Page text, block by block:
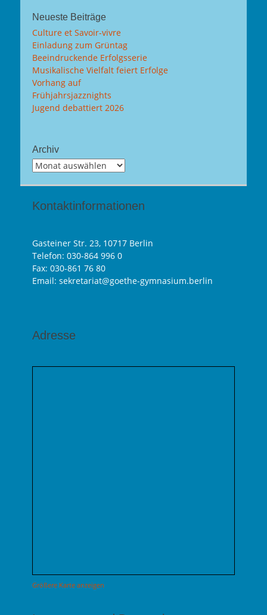
Neueste Beiträge
Culture et Savoir-vivre
Einladung zum Grüntag
Beeindruckende Erfolgsserie
Musikalische Vielfalt feiert Erfolge
Vorhang auf
Frühjahrsjazznights
Jugend debattiert 2026
Archiv
Archiv
Kontaktinformationen
Gasteiner Str. 23, 10717 Berlin
Telefon: 030-864 996 0
Fax: 030-861 76 80
Email: sekretariat@goethe-gymnasium.berlin
Adresse
Größere Karte anzeigen